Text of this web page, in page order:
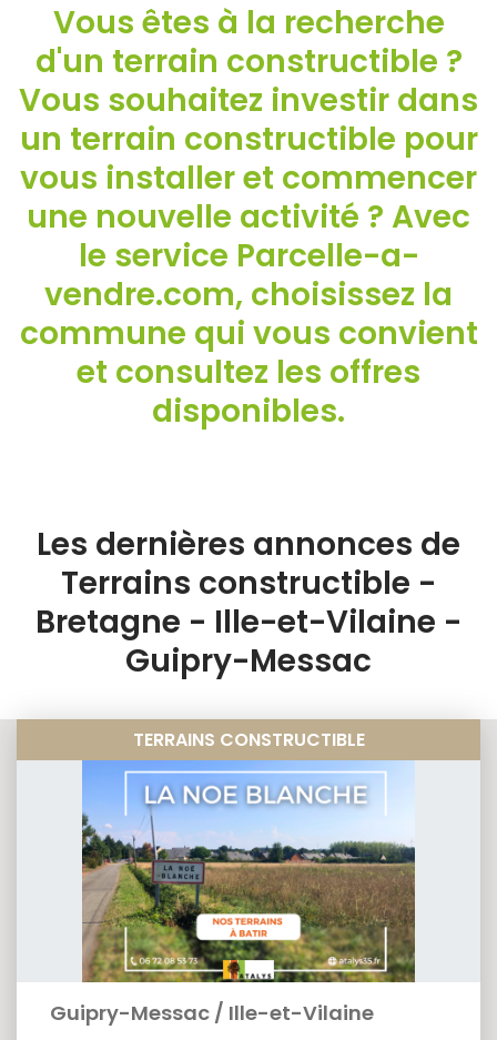
Vous êtes à la recherche
d'un terrain constructible ?
Vous souhaitez investir dans
un terrain constructible pour
vous installer et commencer
une nouvelle activité ? Avec
le service Parcelle-a-
vendre.com, choisissez la
commune qui vous convient
et consultez les offres
disponibles.
Les dernières annonces de
Terrains constructible -
Bretagne - Ille-et-Vilaine -
Guipry-Messac
TERRAINS CONSTRUCTIBLE
Guipry-Messac / Ille-et-Vilaine